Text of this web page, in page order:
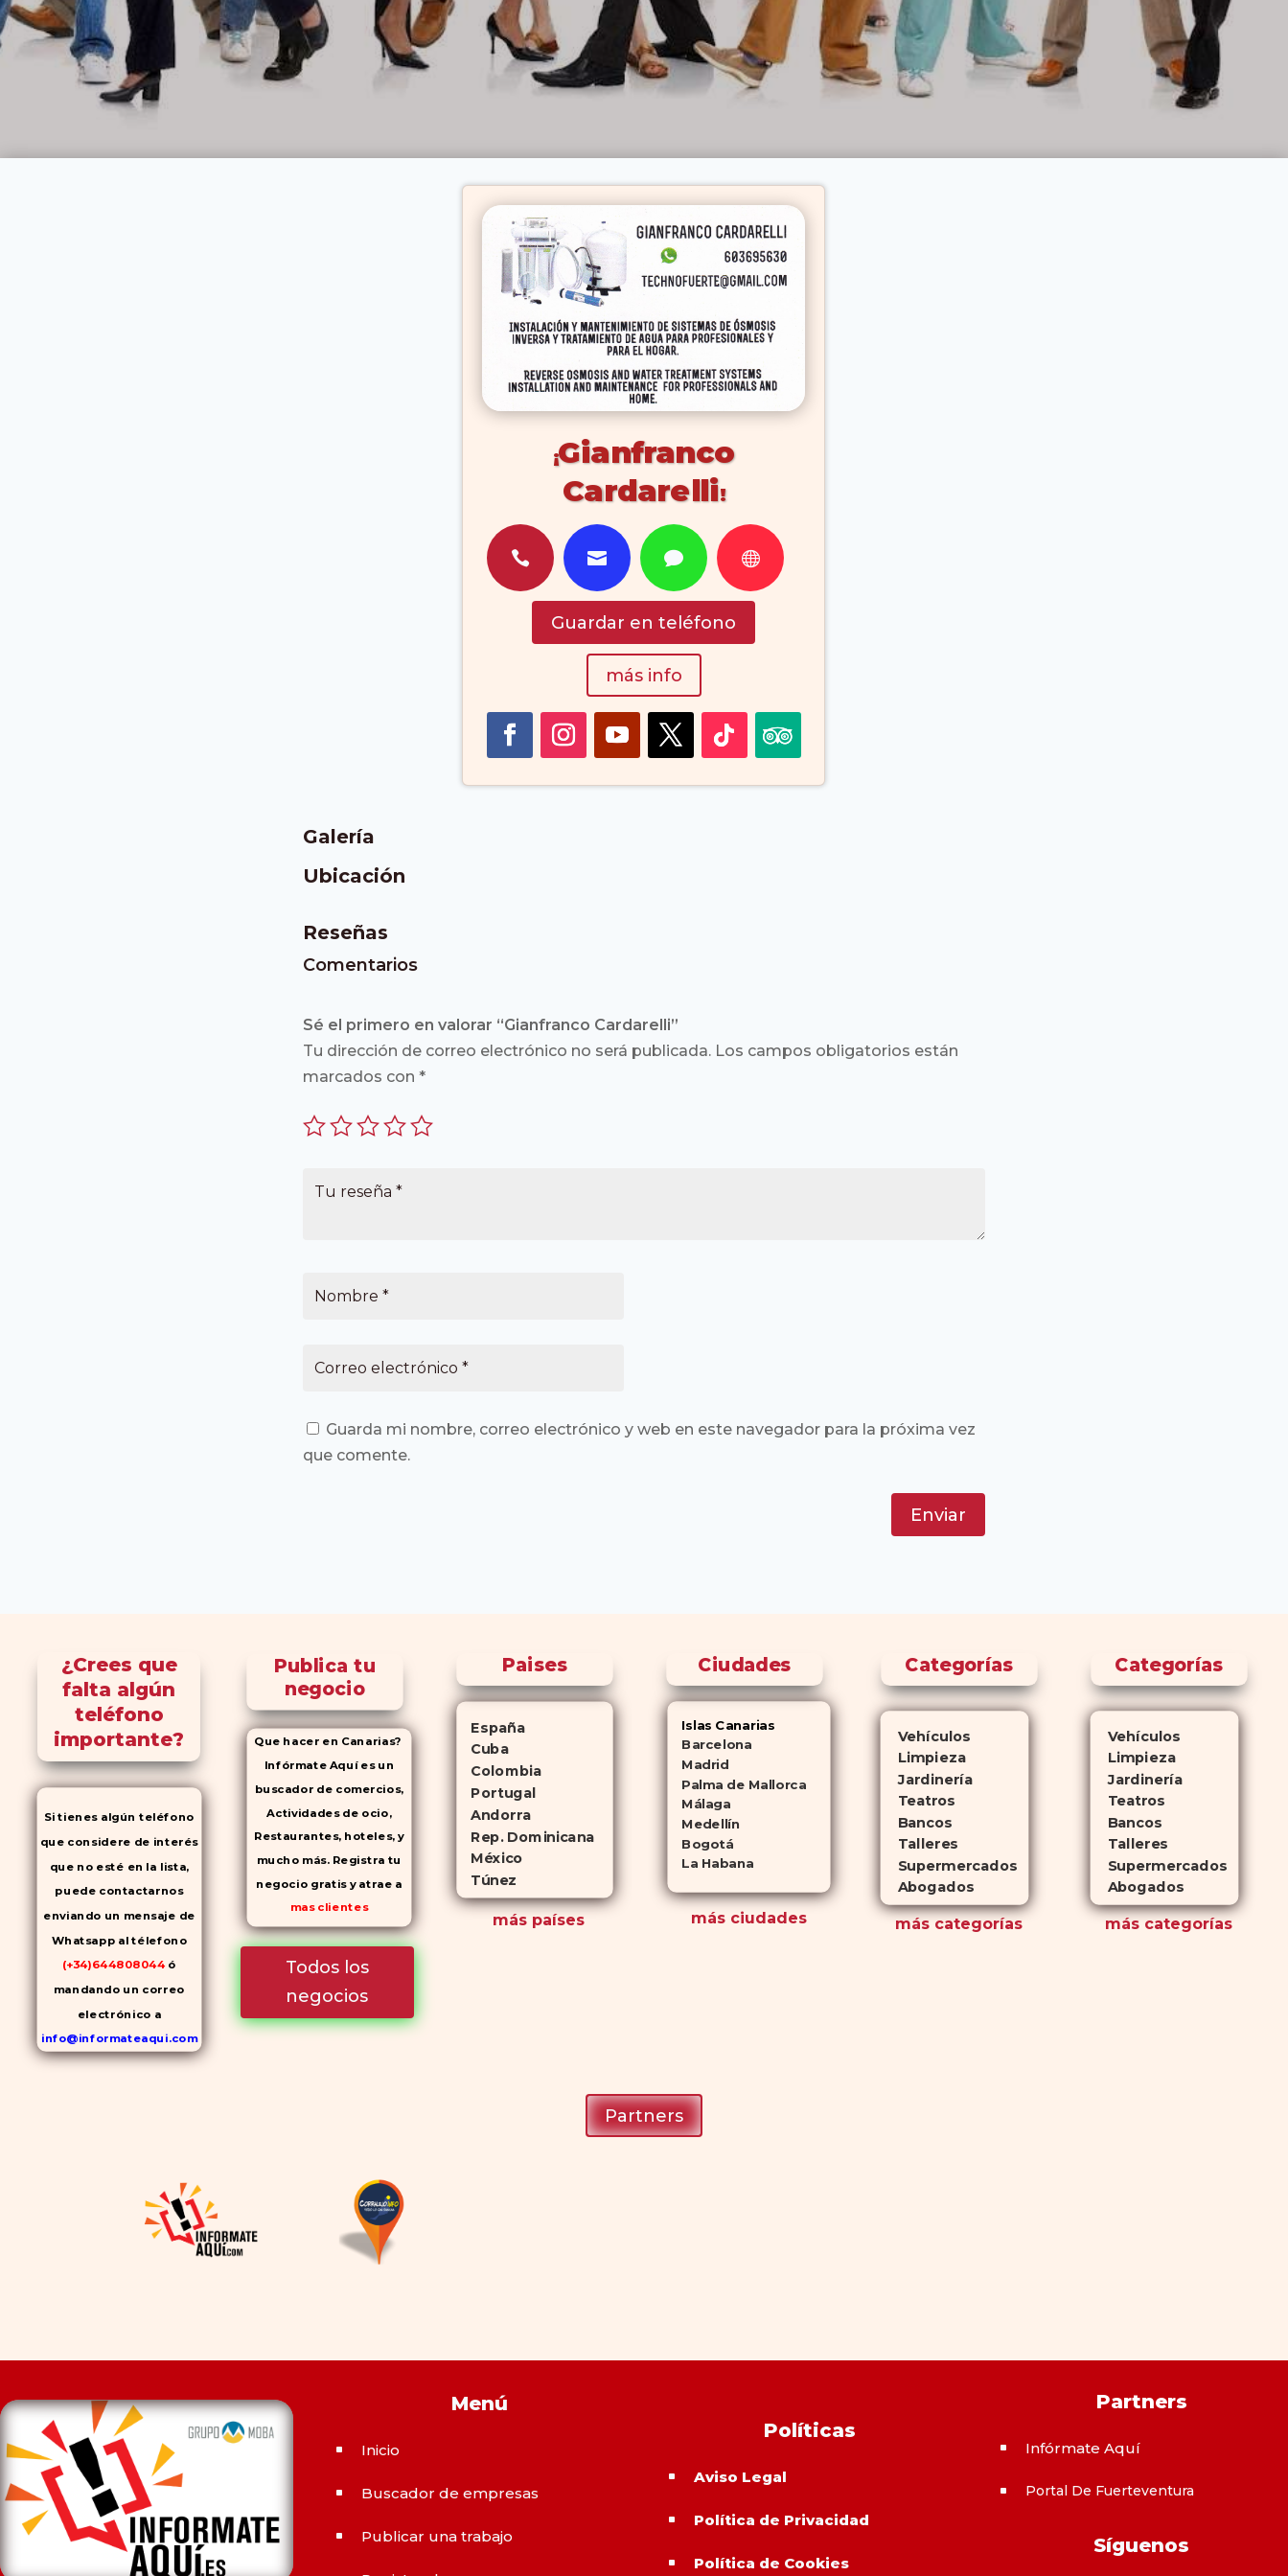
Gianfranco
Cardarelli
   
Guardar en teléfono
más info
Galería
Ubicación
Reseñas
Comentarios
Sé el primero en valorar “Gianfranco Cardarelli”
Tu dirección de correo electrónico no será publicada. Los campos obligatorios están
marcados con*
Guarda mi nombre, correo electrónico y web en este navegador para la próxima vez
que comente.
Enviar
¿Crees que
falta algún
teléfono
importante?
Si tienes algún teléfono
que considere de interés
que no esté en la lista,
puede contactarnos
enviando un mensaje de
Whatsapp al télefono
(+34)644808044 ó
mandando un correo
electrónico a
info@informateaqui.com
Mientras que antes la
permitido la producción de
alternativas genéricas tanto
rentables e igual de eficaces
En su mayor parte, ambos
medicamentos funcionan de
la misma manera y tienen
perfiles de efectos
secundarios similares. ¿La
principal diferencia? El
comprar Cialisejerce
Publica tu
negocio
Que hacer en Canarias?
Infórmate Aquí es un
buscador de comercios,
Actividades de ocio,
Restaurantes, hoteles, y
mucho más. Registra tu
negocio gratis y atrae a
mas clientes
Todos los
negocios
Paises
España
Cuba
Colombia
Portugal
Andorra
Rep. Dominicana
México
Túnez
más países
Ciudades
Islas Canarias
Barcelona
Madrid
Palma de Mallorca
Málaga
Medellín
Bogotá
La Habana
más ciudades
Categorías
Vehículos
Limpieza
Jardinería
Teatros
Bancos
Talleres
Supermercados
Abogados
más categorías
Categorías
Vehículos
Limpieza
Jardinería
Teatros
Bancos
Talleres
Supermercados
Abogados
más categorías
Partners
Menú
^ Inicio
^ Buscador de empresas
^ Publicar una trabajo
Políticas
^ Aviso Legal
^ Política de Privacidad
^ Política de Cookies
Partners
^ Infórmate Aquí
^ Portal De Fuerteventura
Síguenos